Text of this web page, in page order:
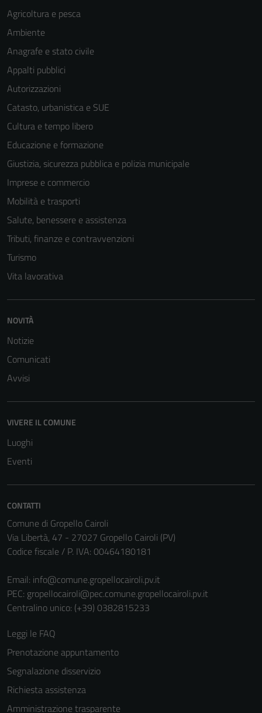
Agricoltura e pesca
Ambiente
Anagrafe e stato civile
Appalti pubblici
Autorizzazioni
Catasto, urbanistica e SUE
Cultura e tempo libero
Educazione e formazione
Giustizia, sicurezza pubblica e polizia municipale
Imprese e commercio
Mobilità e trasporti
Salute, benessere e assistenza
Tributi, finanze e contravvenzioni
Turismo
Vita lavorativa
NOVITÀ
Notizie
Comunicati
Avvisi
VIVERE IL COMUNE
Luoghi
Eventi
CONTATTI
Comune di Gropello Cairoli
Via Libertà, 47 - 27027 Gropello Cairoli (PV)
Codice fiscale / P. IVA: 00464180181
Email: info@comune.gropellocairoli.pv.it
PEC: gropellocairoli@pec.comune.gropellocairoli.pv.it
Centralino unico: (+39) 0382815233
Leggi le FAQ
Prenotazione appuntamento
Segnalazione disservizio
Richiesta assistenza
Amministrazione trasparente
sono necessari
possono
Questi cookie
non raccolgono